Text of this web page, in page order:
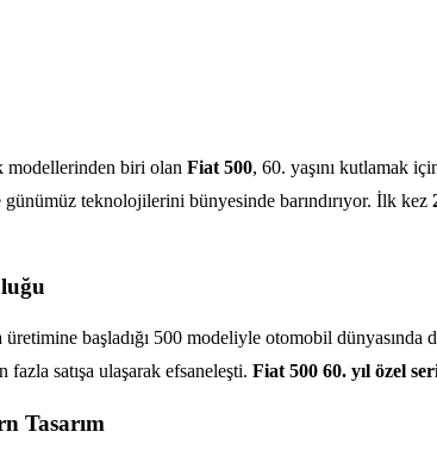
biri olan Fiat 500, 60. yaşını kutlamak
günümüz teknolojilerini bünyesinde barındırıyor. İlk kez
başladığı 500 modeliyle otomobil
satışa ulaşarak efsaneleşti. Fiat 500 60. yıl özel
Tasarım